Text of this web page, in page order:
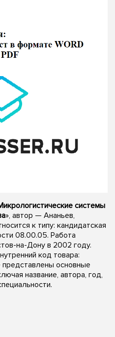
системы
», автор — Ананьев,
к типу: кандидатская
08.00.05. Работа
на-Дону в 2002 году.
код товара:
основные
название, автора, год,